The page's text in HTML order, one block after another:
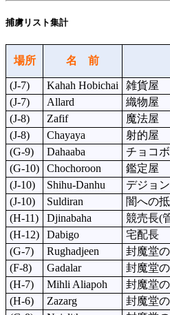
捕虜リスト集計
場所 名 前
(J-7)
Kahah Hobichai 雑貨屋
(J-7)
Allard 織物屋
(J-8)
Zafif 魔法屋
(J-8)
Chayaya 射的屋
(G-9)
Dahaaba チョコ
(G-10)
Chochoroon 鑑定屋
(J-10)
Shihu-Danhu デジョ
(J-10)
Suldiran 闇への
(H-11)
Djinabaha 競売長(
(H-12)
Dabigo 宅配長
(G-7)
Rughadjeen 封魔堂
(F-8)
Gadalar 封魔堂
(H-7)
Mihli Aliapoh 封魔堂
(H-6)
Zazarg 封魔堂